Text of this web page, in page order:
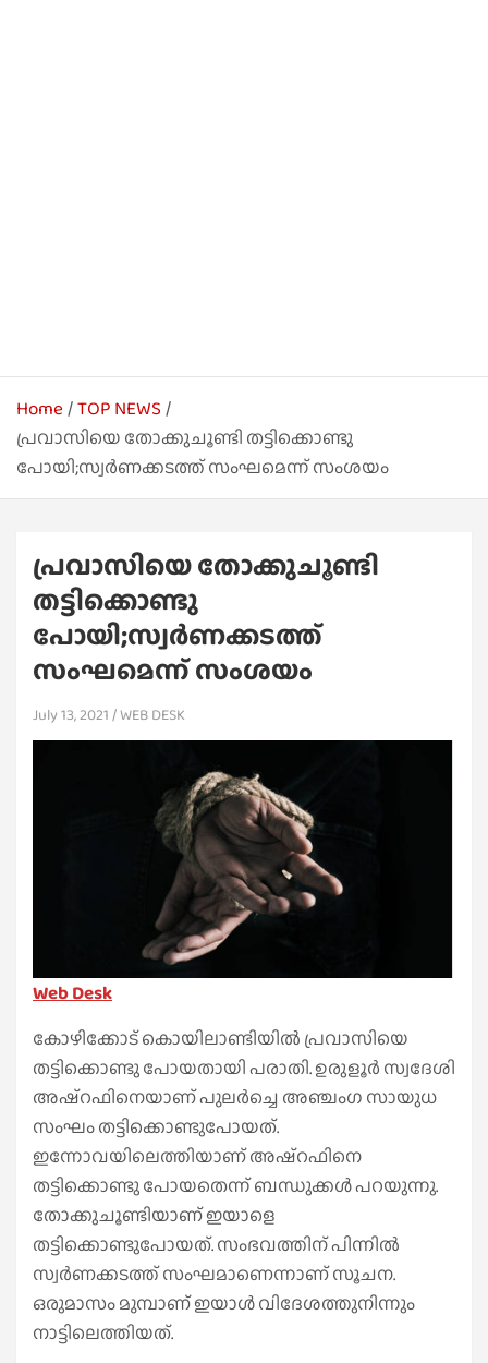
Home TOP NEWS
പ്രവാസിയെ തോക്കുചൂണ്ടി തട്ടിക്കൊണ്ടു
പോയി;സ്വർണക്കടത്ത് സംഘമെന്ന് സംശയം
പ്രവാസിയെ തോക്കുചൂണ്ടി
തട്ടിക്കൊണ്ടു
പോയി;സ്വർണക്കടത്ത്
സംഘമെന്ന് സംശയം
July 13, 2021 WEB DESK
Web Desk
കോഴിക്കോട് കൊയിലാണ്ടിയില്‍ പ്രവാസിയെ
തട്ടിക്കൊണ്ടു പോയതായി പരാതി. ഉരുളൂര്‍ സ്വദേശി
അഷ്‌റഫിനെയാണ് പുലര്‍ച്ചെ അഞ്ചംഗ സായുധ
സംഘം തട്ടിക്കൊണ്ടുപോയത്.
ഇന്നോവയിലെത്തിയാണ് അഷ്‌റഫിനെ
തട്ടിക്കൊണ്ടു പോയതെന്ന് ബന്ധുക്കള്‍ പറയുന്നു.
തോക്കുചൂണ്ടിയാണ് ഇയാളെ
തട്ടിക്കൊണ്ടുപോയത്. സംഭവത്തിന് പിന്നില്‍
സ്വര്‍ണക്കടത്ത് സംഘമാണെന്നാണ് സൂചന.
ഒരുമാസം മുമ്പാണ് ഇയാള്‍ വിദേശത്തുനിന്നും
നാട്ടിലെത്തിയത്.